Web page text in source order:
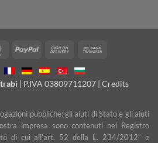
MasterCardPayPal
Cash
Delivery
| P.IVA 03809711207 | Credits
pubbliche: gli aiuti di Stato e gli aiuti
impresa sono contenuti nel Registro
di cui all’art. 52 della L. 234/2012” e